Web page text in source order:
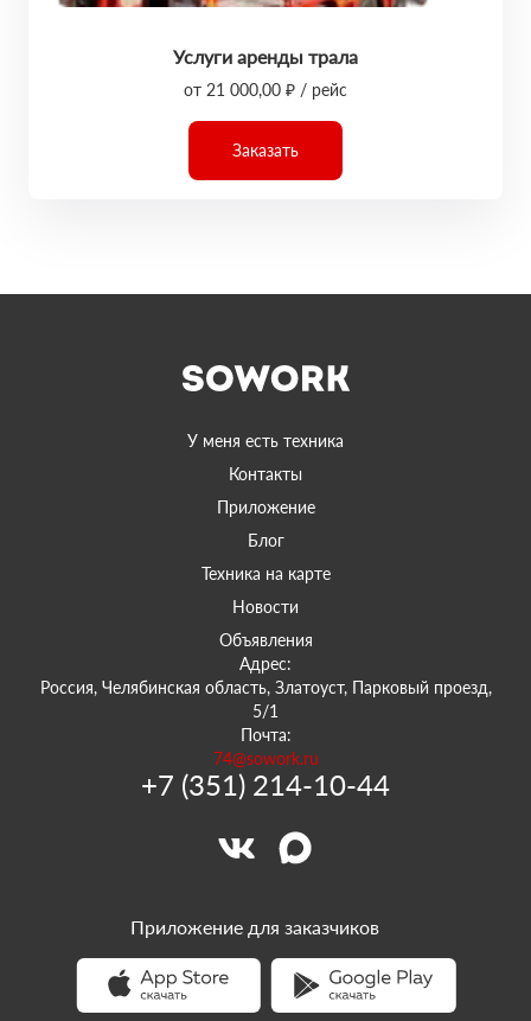
Услуги аренды трала
от 21 000,00 ₽ / рейс
Заказать
У меня есть техника
Контакты
Приложение
Блог
Техника на карте
Новости
Объявления
Адрес:
Россия, Челябинская область, Златоуст, Парковый проезд,
5/1
Почта:
74@sowork.ru
+7 (351) 214-10-44
Приложение для заказчиков